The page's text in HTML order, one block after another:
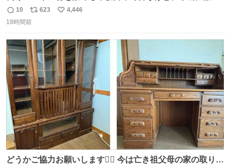
ちゃ行けないのはスペィン村ホテル🏛🏨 だってロビーから
中庭抜けるだけでこの有様🤩 ディズニーホテル泊まってる
ニャは益々素晴らしい場所になってる
返
信
10
リ
ポ
ト
数
623
い
数
4,446
18時間前
どうかご協力お願いします🙇‍♂️ 今は亡き祖父母の家の取り壊